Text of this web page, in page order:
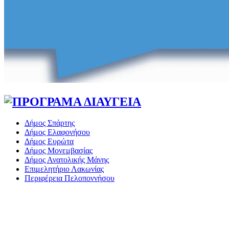
Δήμος Σπάρτης
Δήμος Ελαφονήσου
Δήμος Ευρώτα
Δήμος Μονεμβασίας
Δήμος Ανατολικής Μάνης
Επιμελητήριο Λακωνίας
Περιφέρεια Πελοποννήσου